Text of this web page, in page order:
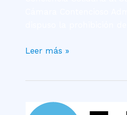
Leer más »
Caso